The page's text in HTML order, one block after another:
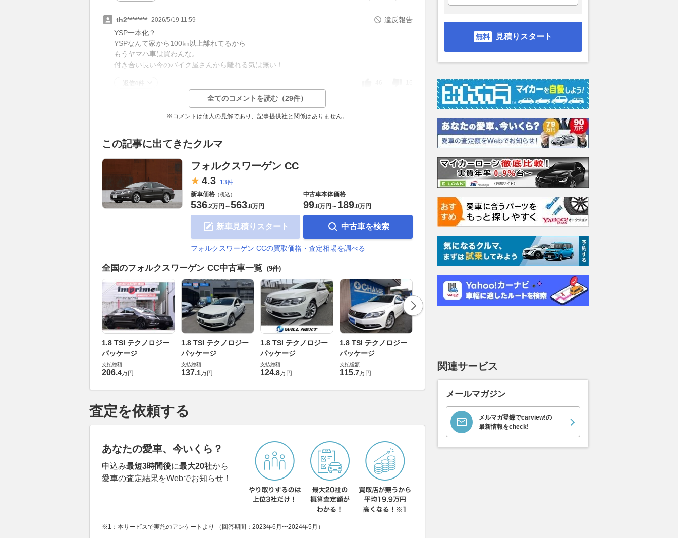
th2******** 2026/5/19 11:59
違反報告
YSP一本化？
YSPなんて家から100㎞以上離れてるから
もうヤマハ車は買わんな。
付き合い長い今のバイク屋さんから離れる気は無い！
返信4件
全てのコメントを読む（29件）
※コメントは個人の見解であり、記事提供社と関係はありません。
この記事に出てきたクルマ
フォルクスワーゲン CC
4.3
13件
新車価格 （税込）
536.2万円 ～563.8万円
新車見積りスタート
中古車本体価格
99.8万円 ～ 189.0万円
中古車を検索
フォルクスワーゲン CCの買取価格・査定相場を調べる
全国のフォルクスワーゲン CC中古車一覧 (9件)
1.8 TSI テクノロジー
パッケージ
支払総額
206.4万円
1.8 TSI テクノロジー
パッケージ
支払総額
137.1万円
1.8 TSI テクノロジー
パッケージ
支払総額
124.8万円
1.8 TSI テクノロジー
パッケージ
支払総額
115.7万円
支払総額
3万円
査定を依頼する
あなたの愛車、今いくら？
申込み最短3時間後に最大20社から
愛車の査定結果をWebでお知らせ！
※1：本サービスで実施のアンケートより （回答期間：2023年6月〜2024年5月）
見積りスタート
関連サービス
メールマガジン
メルマガ登録でcarview!の
最新情報をcheck!